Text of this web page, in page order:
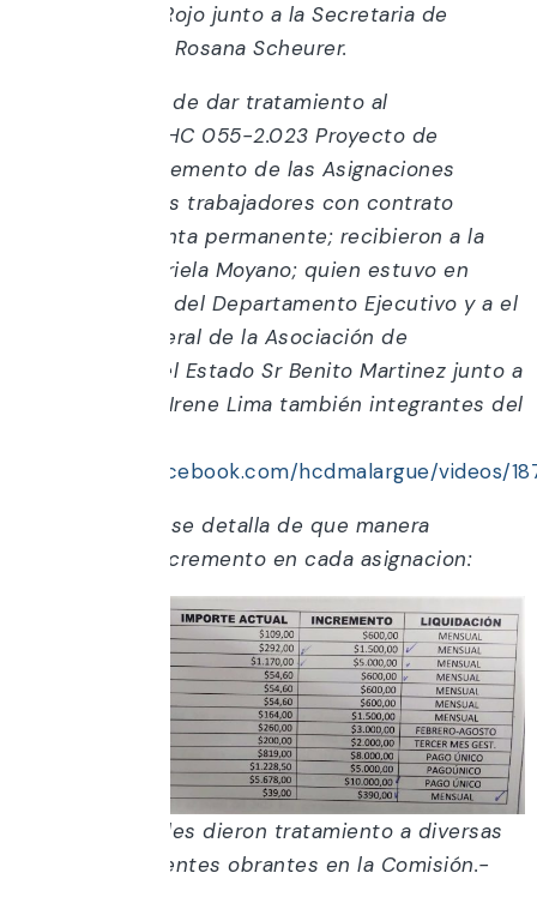
Mosca y Paola Rojo junto a la Secretaria de
Comisiones Sra Rosana Scheurer.
Con el objetivo de dar tratamiento al
Expte.Nº5.281- HC 055-2.023 Proyecto de
Ordenanza: Incremento de las Asignaciones
Familiares de los trabajadores con contrato
municipal y planta permanente; recibieron a la
Contadora Gabriela Moyano; quien estuvo en
representación del Departamento Ejecutivo y a el
Secretario General de la Asociación de
trabajadores del Estado Sr Benito Martinez junto a
Leandro Diaz e Irene Lima también integrantes del
https://www.facebook.com/hcdmalargue/videos/
A continuación se detalla de que manera
impactaría el incremento en cada asignacion:
Además los Ediles dieron tratamiento a diversas
Notas y Expedientes obrantes en la Comisión.-